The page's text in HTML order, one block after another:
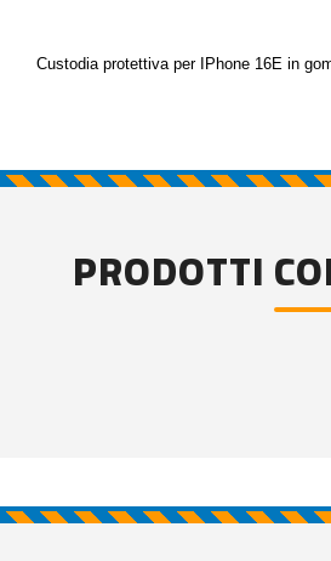
Custodia protettiva per IPhone 16E in
PRODOTTI